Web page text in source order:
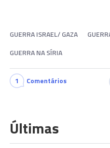
GUERRA ISRAEL/ GAZA
GUERRA NA SÍRIA
1 Comentários
Últimas